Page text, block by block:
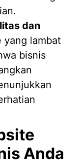
dan
yang lambat
bisnis
Anda